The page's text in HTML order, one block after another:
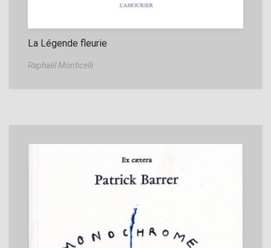
La Légende fleurie
Raphaël Monticelli